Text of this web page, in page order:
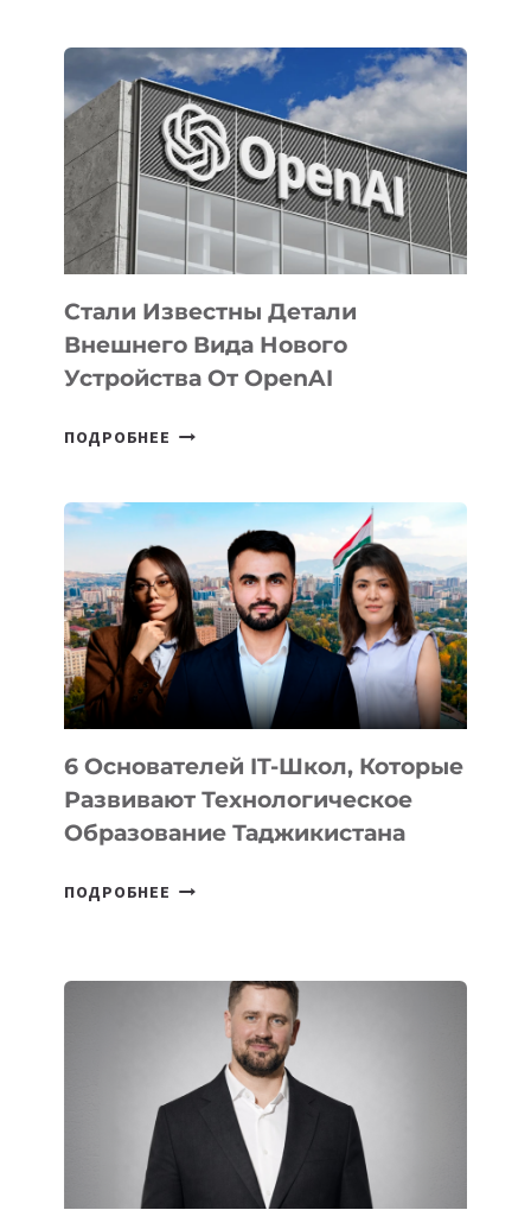
ПРИОРИТЕТНЫЕ
ЗАДАЧИ
ПО
РАЗВИТИЮ
ЭКОСИСТЕМЫ
ИСКУССТВЕННОГО
ИНТЕЛЛЕКТА
Стали Известны Детали
Внешнего Вида Нового
Устройства От OpenAI
ПОДРОБНЕЕ СТАЛИ
ВНЕШНЕГО
ВИДА
НОВОГО
УСТРОЙСТВА
ОТ
OPENAI
6 Основателей IT-Школ, Которые
Развивают Технологическое
Образование Таджикистана
ПОДРОБНЕЕ
КОТОРЫЕ
РАЗВИВАЮТ
ТЕХНОЛОГИЧЕСКОЕ
ОБРАЗОВАНИЕ
ТАДЖИКИСТАНА